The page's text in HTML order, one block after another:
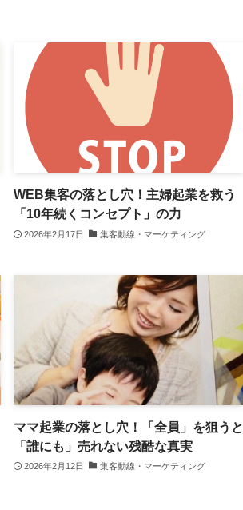
WEB集客の落とし穴！主婦起業を救う
「10年続くコンセプト」の力
2026年2月17日 集客動線・マーケティング
ママ起業の落とし穴！「全員」を狙うと
「誰にも」売れない残酷な真実
2026年2月12日 集客動線・マーケティング